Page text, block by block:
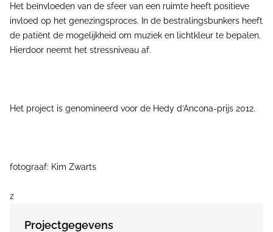
Het beïnvloeden van de sfeer van een ruimte heeft positieve
invloed op het genezingsproces. In de bestralingsbunkers heeft
de patiënt de mogelijkheid om muziek en lichtkleur te bepalen.
Hierdoor neemt het stressniveau af.
Het project is genomineerd voor de Hedy d’Ancona-prijs 2012.
fotograaf: Kim Zwarts
z
Projectgegevens